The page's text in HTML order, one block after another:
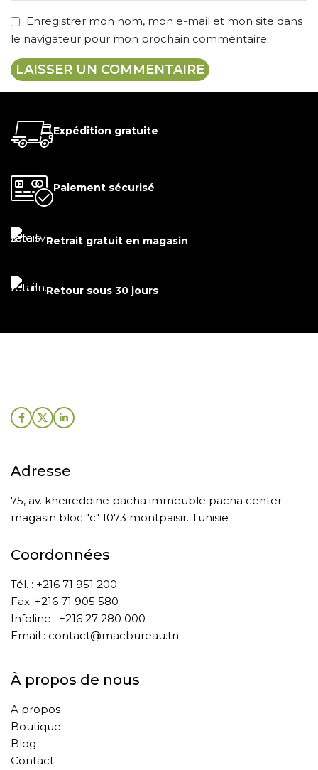
Enregistrer mon nom, mon e-mail et mon site dans
le navigateur pour mon prochain commentaire.
Expédition gratuite
Paiement sécurisé
Retrait gratuit en magasin
Retour sous 30 jours
Adresse
75, av. kheireddine pacha immeuble pacha center
magasin bloc "c" 1073 montpaisir. Tunisie
Coordonnées
Tél. : +216 71 951 200
Fax: +216 71 905 580
Infoline : +216 27 280 000
Email : contact@macbureau.tn
À propos de nous
A propos
Boutique
Blog
Contact